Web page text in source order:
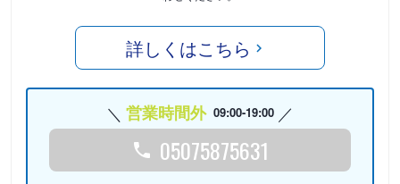
詳しくはこちら
営業時間外 09:00-19:00
05075875631